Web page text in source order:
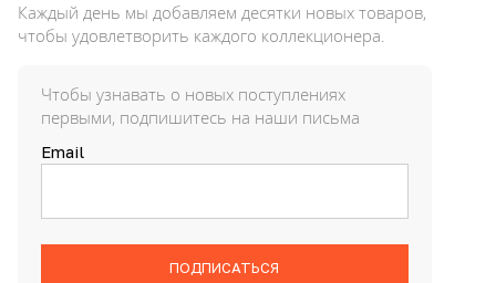
Каждый день мы добавляем десятки новых товаров,
чтобы удовлетворить каждого коллекционера.
Чтобы узнавать о новых поступлениях
первыми, подпишитесь на наши письма
Email
ПОДПИСАТЬСЯ